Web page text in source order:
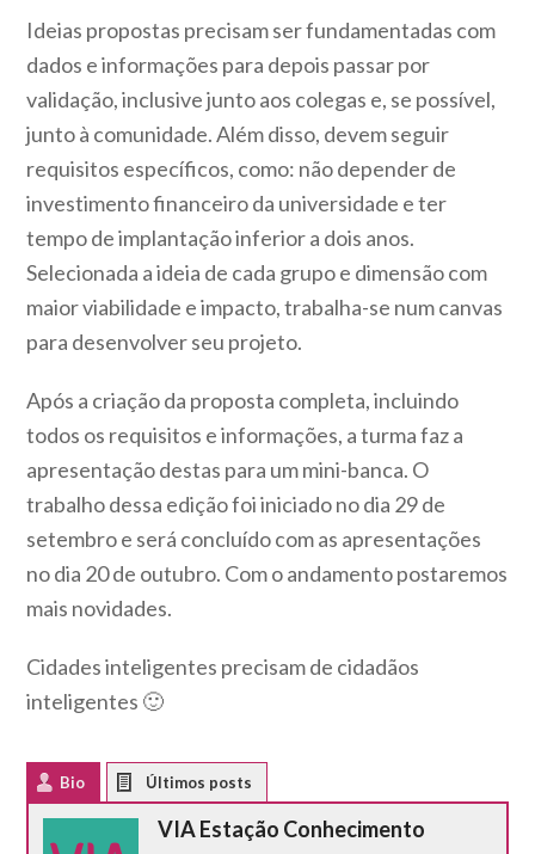
Ideias propostas precisam ser fundamentadas com
dados e informações para depois passar por
validação, inclusive junto aos colegas e, se possível,
junto à comunidade. Além disso, devem seguir
requisitos específicos, como: não depender de
investimento financeiro da universidade e ter
tempo de implantação inferior a dois anos.
Selecionada a ideia de cada grupo e dimensão com
maior viabilidade e impacto, trabalha-se num canvas
para desenvolver seu projeto.
Após a criação da proposta completa, incluindo
todos os requisitos e informações, a turma faz a
apresentação destas para um mini-banca. O
trabalho dessa edição foi iniciado no dia 29 de
setembro e será concluído com as apresentações
no dia 20 de outubro. Com o andamento postaremos
mais novidades.
Cidades inteligentes precisam de cidadãos
inteligentes 🙂
Bio
VIA Estação Conhecimento